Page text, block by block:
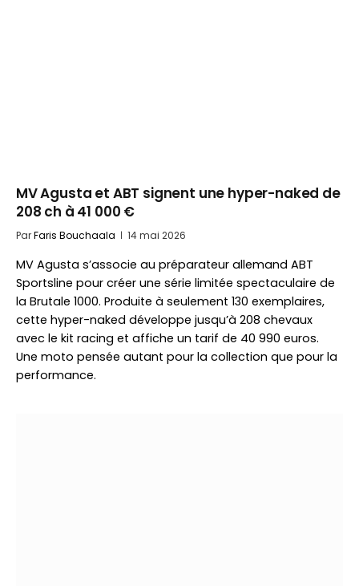
MV Agusta et ABT signent une hyper-naked de
208 ch à 41 000 €
ParFaris Bouchaala 14 mai 2026
MV Agusta s’associe au préparateur allemand ABT
Sportsline pour créer une série limitée spectaculaire de
la Brutale 1000. Produite à seulement 130 exemplaires,
cette hyper-naked développe jusqu’à 208 chevaux
avec le kit racing et affiche un tarif de 40 990 euros.
Une moto pensée autant pour la collection que pour la
performance.